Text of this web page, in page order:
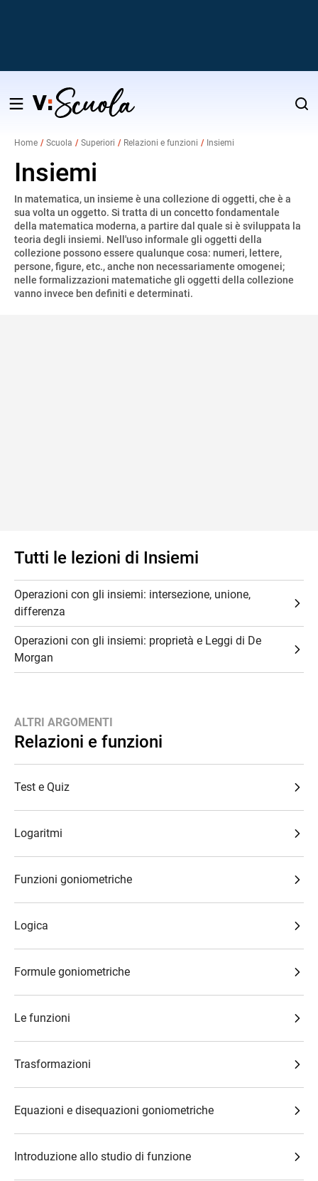
Salta
contenuto
Home Scuola Superiori Relazioni e funzioni Insiemi
Insiemi
In matematica, un insieme è una collezione di oggetti, che è a
sua volta un oggetto. Si tratta di un concetto fondamentale
della matematica moderna, a partire dal quale si è sviluppata la
teoria degli insiemi. Nell'uso informale gli oggetti della
collezione possono essere qualunque cosa: numeri, lettere,
persone, figure, etc., anche non necessariamente omogenei;
nelle formalizzazioni matematiche gli oggetti della collezione
vanno invece ben definiti e determinati.
Tutti le lezioni di Insiemi
Operazioni con gli insiemi: intersezione, unione,
differenza
Operazioni con gli insiemi: proprietà e Leggi di De
Morgan
ALTRI ARGOMENTI
Relazioni e funzioni
Test e Quiz
Logaritmi
Funzioni goniometriche
Logica
Formule goniometriche
Le funzioni
Trasformazioni
Equazioni e disequazioni goniometriche
Introduzione allo studio di funzione